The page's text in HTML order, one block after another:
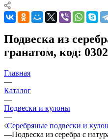
Подвеска из
гранатом, код:
Главная
—
Каталог
—
Подвески и кулоны
—
Серебряные подвески и
—Подвеска из серебра с